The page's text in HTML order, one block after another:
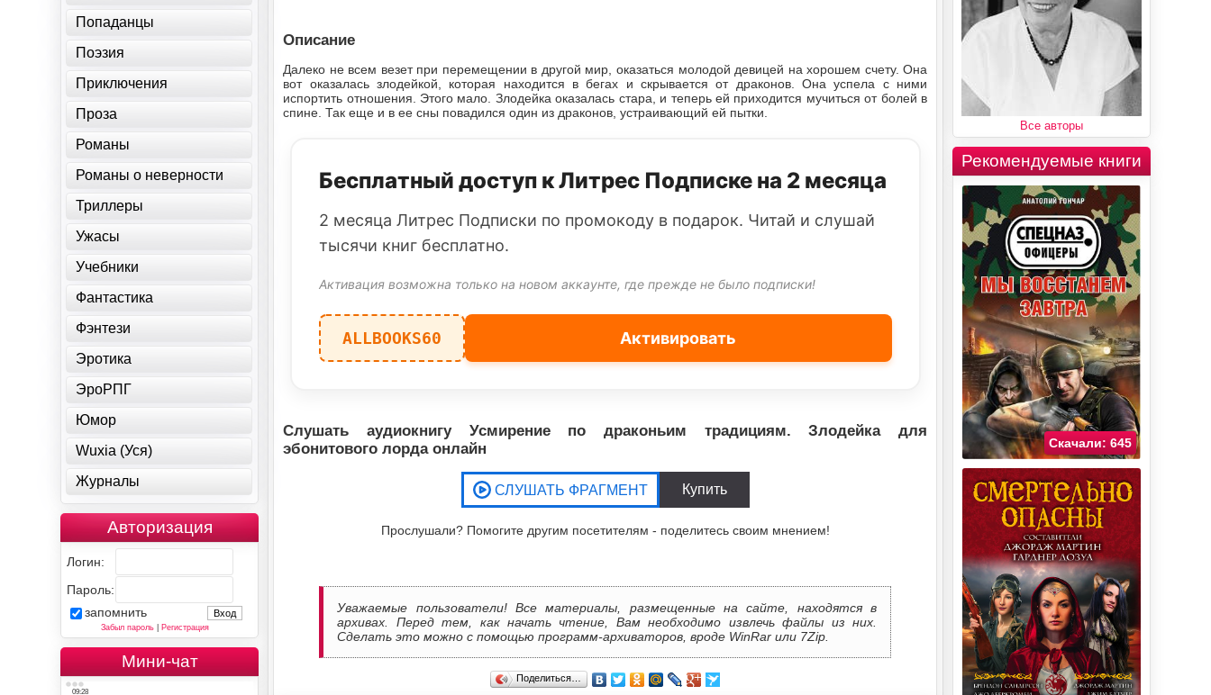
Описание
Далеко не всем везет при перемещении в другой мир, оказаться молодой девицей на хорошем счету. Она
вот оказалась злодейкой, которая находится в бегах и скрывается от драконов. Она успела с ними
испортить отношения. Этого мало. Злодейка оказалась стара, и теперь ей приходится мучиться от болей в
спине. Так еще и в ее сны повадился один из драконов, устраивающий ей пытки.
Бесплатный доступ к Литрес Подписке на 2 месяца
2 месяца Литрес Подписки по промокоду в подарок. Читай и слушай
тысячи книг бесплатно.
Активация возможна только на новом аккаунте, где прежде не было подписки!
ALLBOOKS60 Активировать
Слушать аудиокнигу Усмирение по драконьим традициям. Злодейка для
эбонитового лорда онлайн
Прослушали? Помогите другим посетителям - поделитесь своим мнением!
Уважаемые пользователи! Все материалы, размещенные на сайте, находятся в
архивах. Перед тем, как начать чтение, Вам необходимо извлечь файлы из них.
Сделать это можно с помощью программ-архиваторов, вроде WinRar или 7Zip.
Поделиться…
Попаданцы
Поэзия
Приключения
Проза
Романы
Романы о неверности
Триллеры
Ужасы
Учебники
Фантастика
Фэнтези
Эротика
ЭроРПГ
Юмор
Wuxia (Уся)
Журналы
Авторизация
Логин:
Пароль:
запомнить
Забыл пароль| Регистрация
Мини-чат
Все авторы
Рекомендуемые книги
Скачали: 645